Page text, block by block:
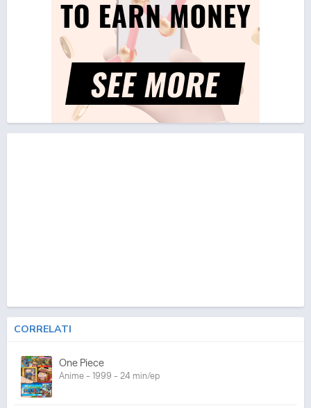
CORRELATI
One Piece
Anime - 1999 - 24 min/ep